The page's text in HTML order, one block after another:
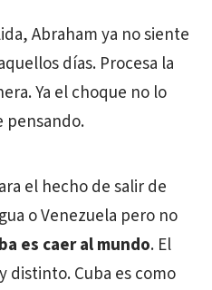
Abraham ya no siente
días. Procesa la
Ya el choque no lo
pensando.
el hecho de salir de
o Venezuela pero no
es caer al mundo. El
distinto. Cuba es como